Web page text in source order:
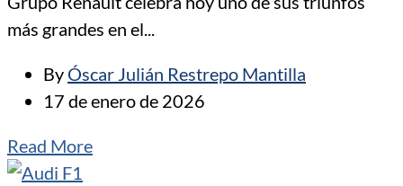
más grandes en el...
By Óscar Julián Restrepo Mantilla
17 de enero de 2026
Read More